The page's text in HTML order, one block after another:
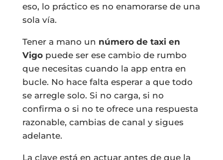
eso, lo práctico es no enamorarse de una
sola vía.
Tener a mano un número de taxi en
Vigopuede ser ese cambio de rumbo
que necesitas cuando la app entra en
bucle. No hace falta esperar a que todo
se arregle solo. Si no carga, si no
confirma o si no te ofrece una respuesta
razonable, cambias de canal y sigues
adelante.
La clave está en actuar antes de que la